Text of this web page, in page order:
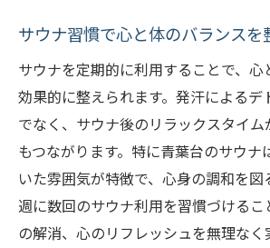
サウナ習慣で心と体のバランスを
サウナを定期的に利用することで、心
効果的に整えられます。発汗によるデ
でなく、サウナ後のリラックスタイ
もつながります。特に青葉台のサウナ
いた雰囲気が特徴で、心身の調和を図
週に数回のサウナ利用を習慣づける
の解消、心のリフレッシュを無理なく